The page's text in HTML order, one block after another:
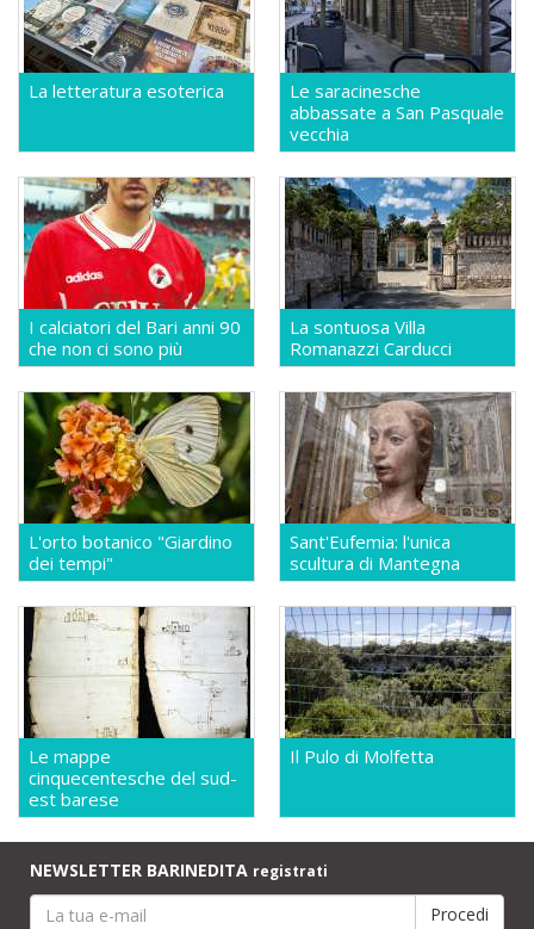
La letteratura esoterica
Le saracinesche
abbassate a San Pasquale
vecchia
I calciatori del Bari anni 90
che non ci sono più
La sontuosa Villa
Romanazzi Carducci
L'orto botanico "Giardino
dei tempi"
Sant'Eufemia: l'unica
scultura di Mantegna
Le mappe
cinquecentesche del sud-
est barese
Il Pulo di Molfetta
NEWSLETTER BARINEDITA registrati